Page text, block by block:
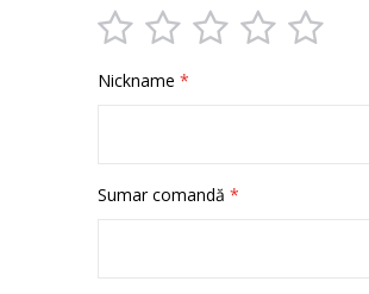
star
stars
stars
stars
stars
Nickname
Sumar comandă